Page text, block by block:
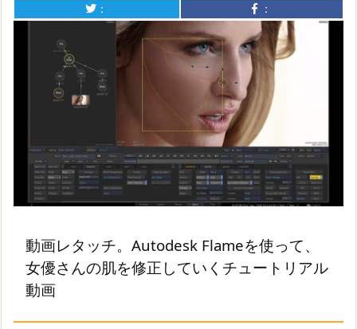
： ：
動画レタッチ。Autodesk Flameを使って、
女優さんの肌を修正していくチュートリアル
動画